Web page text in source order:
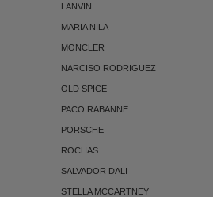
LANVIN
MARIA NILA
MONCLER
NARCISO RODRIGUEZ
OLD SPICE
PACO RABANNE
PORSCHE
ROCHAS
SALVADOR DALI
STELLA MCCARTNEY